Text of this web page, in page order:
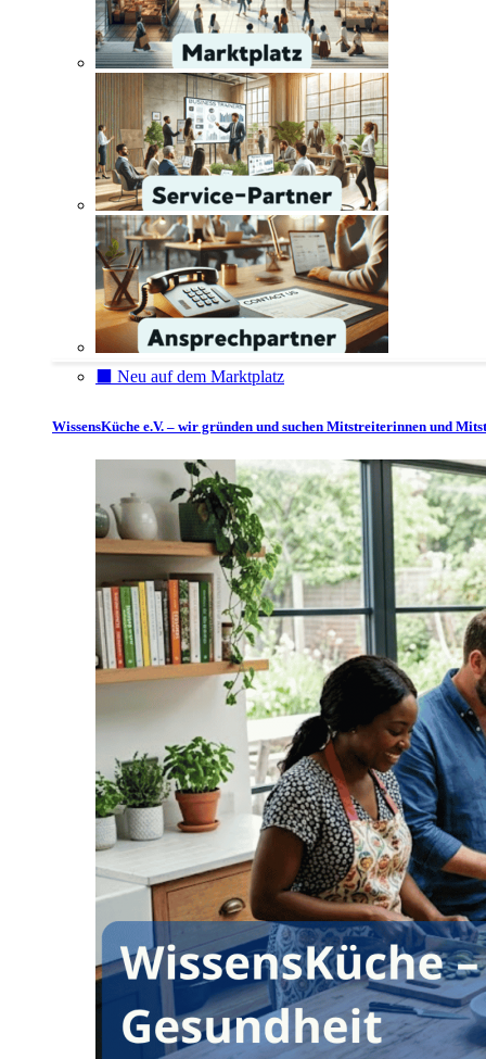
⬛️ Neu auf dem Marktplatz
WissensKüche e.V. – wir gründen und suchen Mitstreiterinnen und